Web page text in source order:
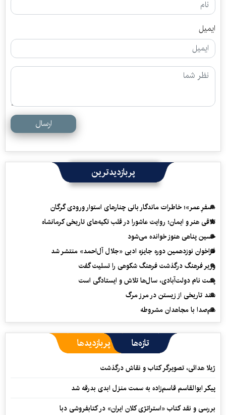
ایمیل
ارسال
پربازدیدترین
«سفرِ عمر»؛ خاطرات ماندگار بانی چنارهای استوار ورودی گرگان
تلاقی هنر و ایمان؛ روایت عاشورا در قلب تکیه‌های تاریخی کرمانشاه
حسین پناهی هنوز خوانده می‌شود
فراخوان نوزدهمین دوره جایزه ادبی «جلال آل‌احمد» منتشر شد
وزیر فرهنگ درگذشت فرهنگ شکوهی را تسلیت گفت
پشت نام دولت‌آبادی، سال‌ها تلاش و ایستادگی است
سند تاریخی از زیستن در مرز مرگ
هم‌صدا با مجاهدان مشروطه
تازه‌ها پربازدیدها
ژیلا هدائی، تصویرگر کتاب و نقاش درگذشت
پیکر ابوالقاسم قاسم‌زاده به سمت منزل ابدی بدرقه شد
بررسی و نقد کتاب «استراتژی کلان ایران» در کتابفروشی دبا